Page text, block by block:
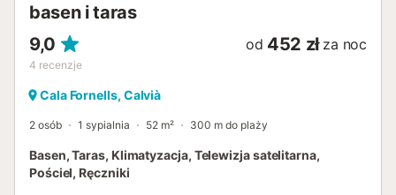
basen i taras
9,0
4 recenzje
od 452 zł za noc
Cala Fornells, Calvià
2 osób 1 sypialnia 52 m² 300 m do plaży
Basen, Taras, Klimatyzacja, Telewizja satelitarna,
Pościel, Ręczniki